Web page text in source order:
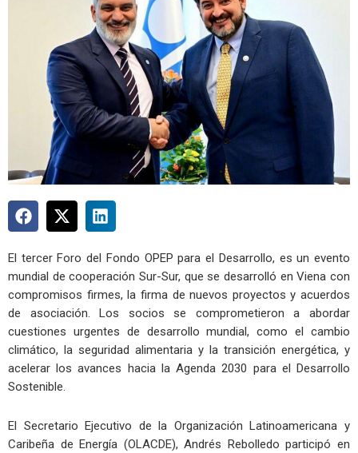
El tercer Foro del Fondo OPEP para el Desarrollo, es un evento
mundial de cooperación Sur-Sur, que se desarrolló en Viena con
compromisos firmes, la firma de nuevos proyectos y acuerdos
de asociación. Los socios se comprometieron a abordar
cuestiones urgentes de desarrollo mundial, como el cambio
climático, la seguridad alimentaria y la transición energética, y
acelerar los avances hacia la Agenda 2030 para el Desarrollo
Sostenible.
El Secretario Ejecutivo de la Organización Latinoamericana y
Caribeña de Energía (OLACDE), Andrés Rebolledo participó en